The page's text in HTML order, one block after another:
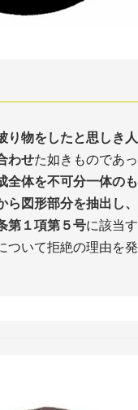
り物をしたと思しき
わせた如きものであっ
全体を不可分一体の
ら図形部分を抽出し
第１項第５号に該当
いて拒絶の理由を発